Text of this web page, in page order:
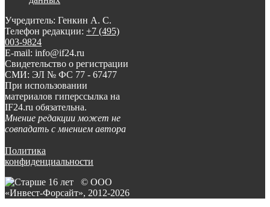
Учредитель: Генкин А. С.
Телефон редакции: +7 (495)
003-9824
E-mail: info@if24.ru
Свидетельство о регистрации
СМИ: ЭЛ № ФС 77 - 67477
При использовании
материалов гиперссылка на
IF24.ru обязательна.
Мнение редакции может не
совпадать с мнением автора
Политика
конфиденциальности
© ООО
«Инвест-Форсайт», 2012-2026